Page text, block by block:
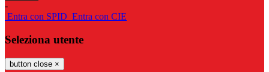
-
Entra con SPID Entra con CIE
Seleziona utente
button close ×